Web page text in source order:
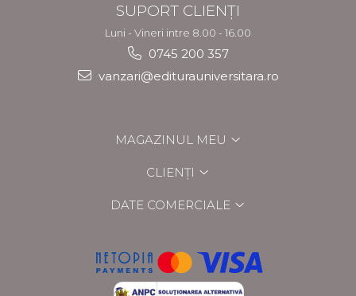
SUPORT CLIENȚI
Luni - Vineri intre 8.00 - 16.00
0745 200 357
vanzari@editurauniversitara.ro
MAGAZINUL MEU
CLIENȚI
DATE COMERCIALE